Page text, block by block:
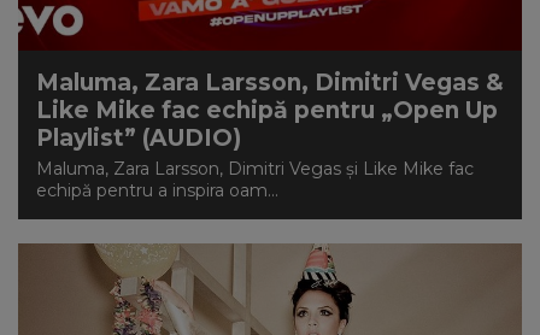
Maluma, Zara Larsson, Dimitri Vegas &
Like Mike fac echipă pentru „Open Up
Playlist” (AUDIO)
Maluma, Zara Larsson, Dimitri Vegas și Like Mike fac
echipă pentru a inspira oam...